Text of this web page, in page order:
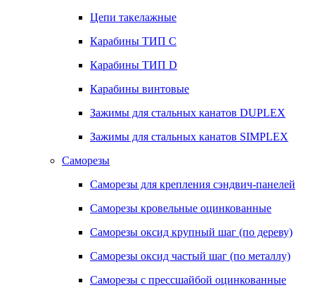
Цепи такелажные
Карабины ТИП C
Карабины ТИП D
Карабины винтовые
Зажимы для стальных канатов DUPLEX
Зажимы для стальных канатов SIMPLEX
Саморезы
Саморезы для крепления сэндвич-панелей
Саморезы кровельные оцинкованные
Саморезы оксид крупный шаг (по дереву)
Саморезы оксид частый шаг (по металлу)
Саморезы с прессшайбой оцинкованные